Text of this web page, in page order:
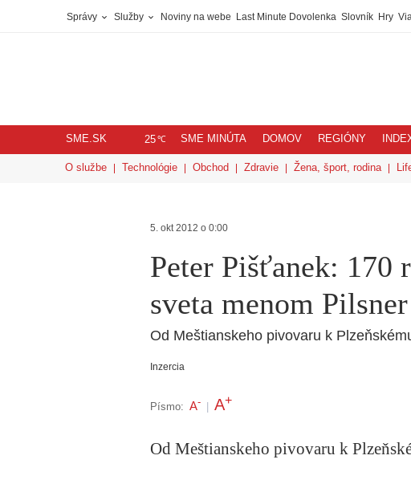
Správy Služby Noviny na webe Last Minute Dovolenka Slovník Hry
SME.SK 25℃ SME MINÚTA DOMOV REGIÓNY
O službe Technológie Obchod Zdravie Žena, šport, rodina
5. okt 2012 o 0:00
Peter Pišťanek: 170
sveta menom Pilsner
Od Meštianskeho pivovaru k
Inzercia
Písmo: A- A+
Od Meštianskeho pivovaru k